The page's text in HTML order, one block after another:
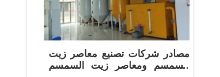
مصادر شركات تصنيع معاصر زيت
السمسم ومعاصر زيت السمسم